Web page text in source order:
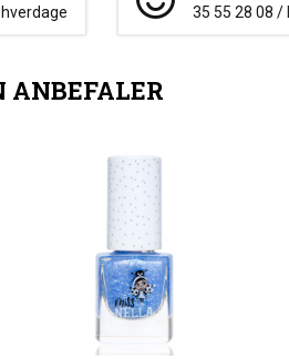
35 55 28 08 /
ANBEFALER